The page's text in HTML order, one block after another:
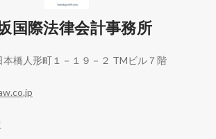
又はビジネス事情に関する助言
国際法律会計事務所
本橋人形町１－１９－２ TMビル７階